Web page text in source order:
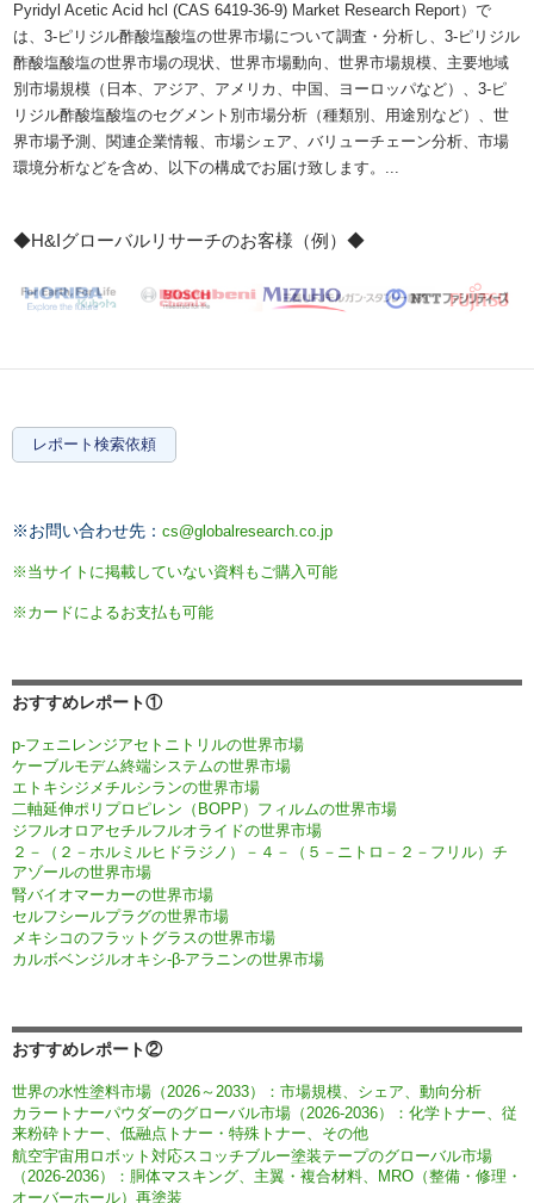
Pyridyl Acetic Acid hcl (CAS 6419-36-9) Market Research Report）で
は、3-ピリジル酢酸塩酸塩の世界市場について調査・分析し、3-ピリジル
酢酸塩酸塩の世界市場の現状、世界市場動向、世界市場規模、主要地域
別市場規模（日本、アジア、アメリカ、中国、ヨーロッパなど）、3-ピ
リジル酢酸塩酸塩のセグメント別市場分析（種類別、用途別など）、世
界市場予測、関連企業情報、市場シェア、バリューチェーン分析、市場
環境分析などを含め、以下の構成でお届け致します。...
◆H&Iグローバルリサーチのお客様（例）◆
レポート検索依頼
※お問い合わせ先： cs@globalresearch.co.jp
※当サイトに掲載していない資料もご購入可能
※カードによるお支払も可能
おすすめレポート①
p-フェニレンジアセトニトリルの世界市場
ケーブルモデム終端システムの世界市場
エトキシジメチルシランの世界市場
二軸延伸ポリプロピレン（BOPP）フィルムの世界市場
ジフルオロアセチルフルオライドの世界市場
２－（２－ホルミルヒドラジノ）－４－（５－ニトロ－２－フリル）チ
アゾールの世界市場
腎バイオマーカーの世界市場
セルフシールプラグの世界市場
メキシコのフラットグラスの世界市場
カルボベンジルオキシ-β-アラニンの世界市場
おすすめレポート②
世界の水性塗料市場（2026～2033）：市場規模、シェア、動向分析
カラートナーパウダーのグローバル市場（2026-2036）：化学トナー、従
来粉砕トナー、低融点トナー・特殊トナー、その他
航空宇宙用ロボット対応スコッチブルー塗装テープのグローバル市場
（2026-2036）：胴体マスキング、主翼・複合材料、MRO（整備・修理・
オーバーホール）再塗装